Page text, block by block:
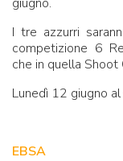
I tre azzurri
competizione 6
che in quella Shoot
Lunedì 12 giugno
EBSA